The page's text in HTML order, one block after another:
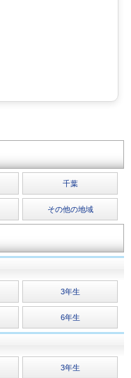
千葉
その他の地域
3年生
6年生
3年生